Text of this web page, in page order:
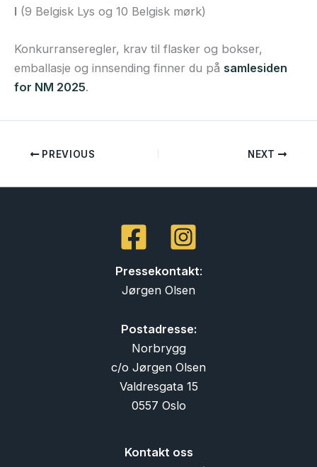
I (9 Belgisk Lys og 10 Belgisk mørk)
Konkurranseregler, krav til flasker og bokser,
emballasje og innsending finner du på samlesiden
for NM 2025.
PREVIOUS NEXT
Pressekontakt:
Jørgen Olsen
Postadresse:
Norbrygg
c/o Jørgen Olsen
Valdresgata 15
0557 Oslo
Kontakt oss